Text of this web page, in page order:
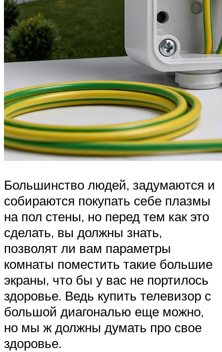
Большинство людей, задумаются и
собираются покупать себе плазмы
на пол стены, но перед тем как это
сделать, вы должны знать,
позволят ли вам параметры
комнаты поместить такие большие
экраны, что бы у вас не портилось
здоровье. Ведь купить телевизор с
большой диагональю еще можно,
но мы ж должны думать про свое
здоровье.